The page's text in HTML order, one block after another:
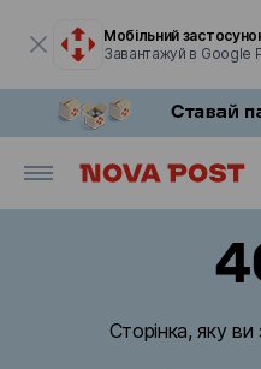
Мобільний
Завантажуй в Google
Сторінка, яку